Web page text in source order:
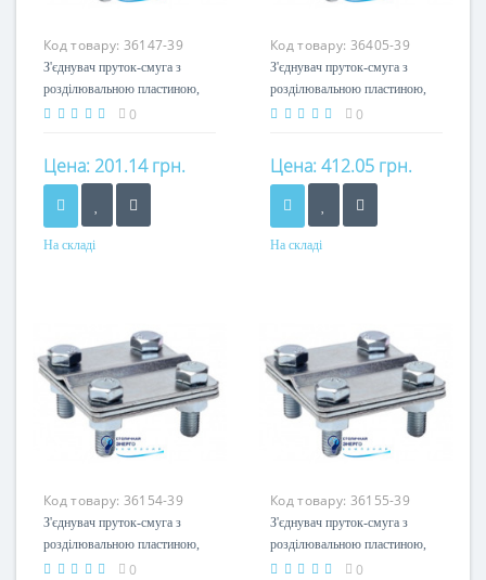
Код товару: 36147-39
З'єднувач пруток-смуга з
розділювальною пластиною,
60х60мм, 8-10/25
0
Цена: 201.14 грн.
На складі
Код товару: 36405-39
З'єднувач пруток-смуга з
розділювальною пластиною,
80х80мм, 8-10/25-40
0
Цена:412.05 грн.
На складі
Код товару: 36154-39
З'єднувач пруток-смуга з
розділювальною пластиною,
оцинкований, 60х60мм, 8-10/25
0
Код товару: 36155-39
З'єднувач пруток-смуга з
розділювальною пластиною,
оцинкований, 80х80мм, 8-
0